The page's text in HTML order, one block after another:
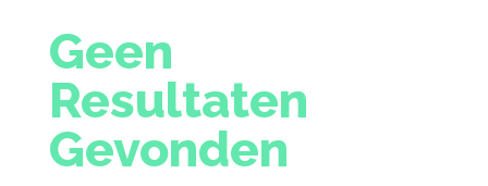
Geen
Resultaten
Gevonden